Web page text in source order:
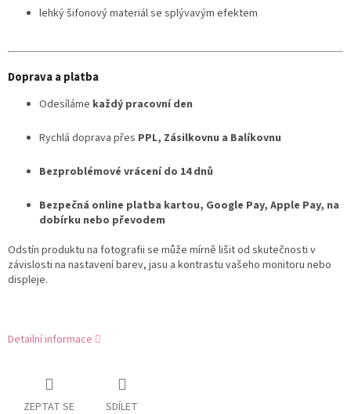
lehký šifonový materiál se splývavým efektem
Doprava a platba
Odesíláme každý pracovní den
Rychlá doprava přes PPL, Zásilkovnu a Balíkovnu
Bezproblémové vrácení do 14 dnů
Bezpečná online platba kartou, Google Pay, Apple Pay, na
dobírku nebo převodem
Odstín produktu na fotografii se může mírně lišit od skutečnosti v
závislosti na nastavení barev, jasu a kontrastu vašeho monitoru nebo
displeje.
Detailní informace
ZEPTAT SE SDÍLET